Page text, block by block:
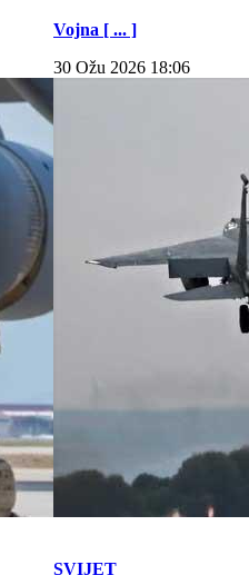
Vojna [ ... ]
30 Ožu 2026 18:06
SVIJET